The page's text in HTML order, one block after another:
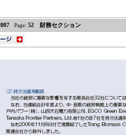
Page: 52 財務セクション